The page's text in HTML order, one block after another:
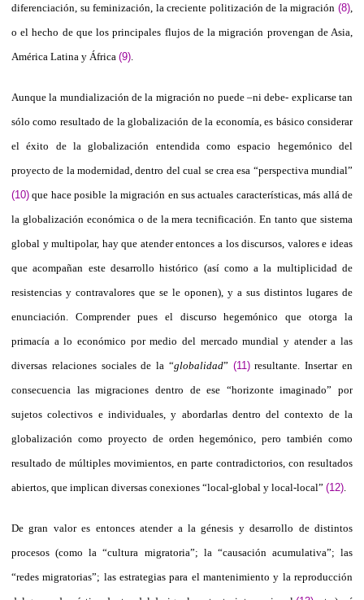
diferenciación, su feminización, la creciente politización de la migración (8)
o el hecho de que los principales flujos de la migración provengan de Asia,
América Latina y África (9)
Aunque la mundialización de la migración no puede –ni debe- explicarse tan
sólo como resultado de la globalización de la economía, es básico considerar
el éxito de la globalización entendida como espacio hegemónico del
proyecto de la modernidad, dentro del cual se crea esa “perspectiva mundial”
(10) que hace posible la migración en sus actuales características, más allá de
la globalización económica o de la mera tecnificación. En tanto que sistema
global y multipolar, hay que atender entonces a los discursos, valores e ideas
que acompañan este desarrollo histórico (así como a la multiplicidad de
resistencias y contravalores que se le oponen), y a sus distintos lugares de
enunciación. Comprender pues el discurso hegemónico que otorga la
primacía a lo económico por medio del mercado mundial y atender a las
diversas relaciones sociales de la “globalidad” (11)resultante. Insertar en
consecuencia las migraciones dentro de ese “horizonte imaginado” por
sujetos colectivos e individuales, y abordarlas dentro del contexto de la
globalización como proyecto de orden hegemónico, pero también como
resultado de múltiples movimientos, en parte contradictorios, con resultados
abiertos, que implican diversas conexiones “local-global y local-local” (12)
De gran valor es entonces atender a la génesis y desarrollo de distintos
procesos (como la “cultura migratoria”; la “causación acumulativa”; las
“redes migratorias”; las estrategias para el mantenimiento y la reproducción